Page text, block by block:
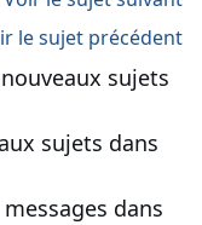
le sujet précédent
sujets
sujets dans
dans